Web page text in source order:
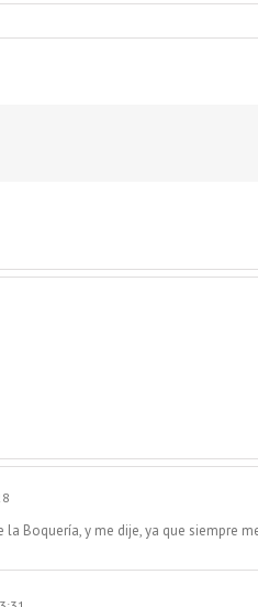
Boquería, y me dije, ya que siempre